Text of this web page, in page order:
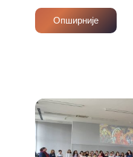
Опширније